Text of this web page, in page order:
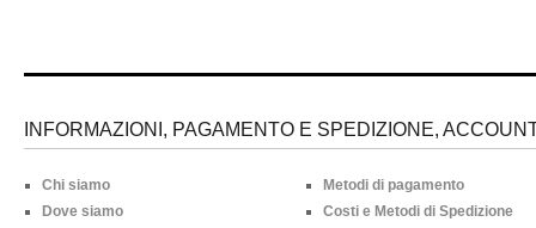
INFORMAZIONI, PAGAMENTO E SPEDIZIONE,
Chi siamo
Dove siamo
Metodi di pagamento
Costi e Metodi di Spedizione